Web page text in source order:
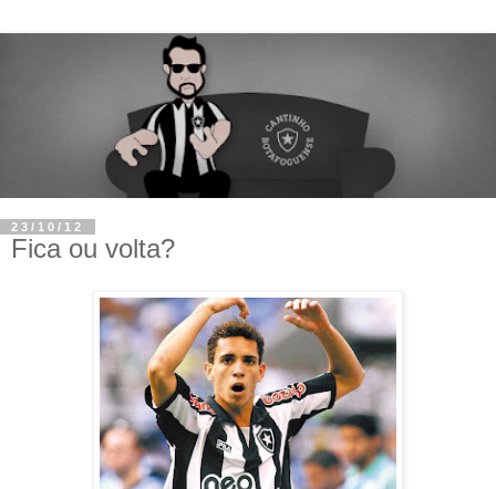
23/10/12
Fica ou volta?